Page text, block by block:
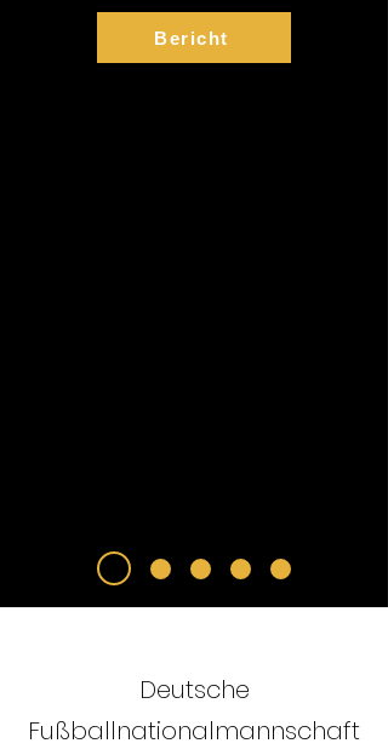
Bericht
Deutsche
Fußballnationalmannschaft